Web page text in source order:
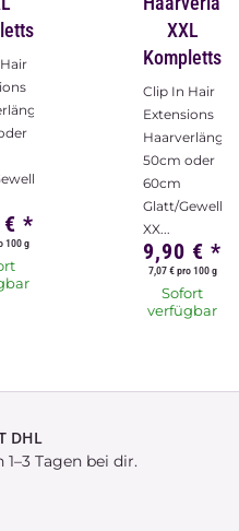
*
100 g
XXL
Komplettset
Clip In Hair
Extensions
50cm oder
60cm
Glatt/Gewellt
XX...
9,90 € *
7,07 € pro 100 g
Sofort
verfügbar
DHL
Tagen bei dir.